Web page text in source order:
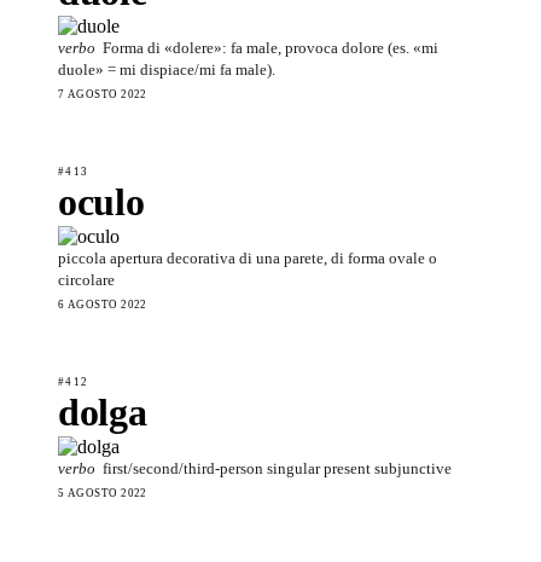
verbo Forma di «dolere»: fa male, provoca dolore (es. «mi
duole» = mi dispiace/mi fa male).
7 AGOSTO 2022
#413
oculo
piccola apertura decorativa di una parete, di forma ovale o
circolare
6 AGOSTO 2022
#412
dolga
verbo first/second/third-person singular present subjunctive
5 AGOSTO 2022